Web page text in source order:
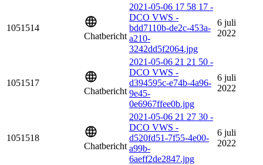
1051514
Chatbericht
2021-05-06 17 58 17 -
DCO VWS -
bdd7110b-de2c-453a-
a210-
3242dd5f2064.jpg
6 juli
2022
1051517
Chatbericht
2021-05-06 21 21 50 -
DCO VWS -
d394595c-e74b-4a96-
9e45-
0e6967ffee0b.jpg
6 juli
2022
1051518
Chatbericht
2021-05-06 21 27 30 -
DCO VWS -
d520fd51-7f55-4e00-
a99b-
6aeff2de2847.jpg
6 juli
2022